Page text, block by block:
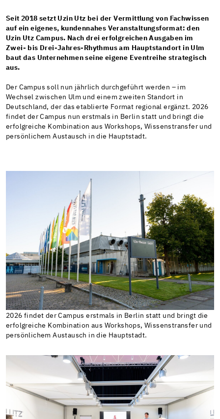
Seit 2018 setzt Uzin Utz bei der Vermittlung von Fachwissen
auf ein eigenes, kundennahes Veranstaltungsformat: den
Uzin Utz Campus. Nach drei erfolgreichen Ausgaben im
Zwei- bis Drei-Jahres-Rhythmus am Hauptstandort in Ulm
baut das Unternehmen seine eigene Eventreihe strategisch
aus.
Der Campus soll nun jährlich durchgeführt werden – im
Wechsel zwischen Ulm und einem zweiten Standort in
Deutschland, der das etablierte Format regional ergänzt. 2026
findet der Campus nun erstmals in Berlin statt und bringt die
erfolgreiche Kombination aus Workshops, Wissenstransfer und
persönlichem Austausch in die Hauptstadt.
2026 findet der Campus erstmals in Berlin statt und bringt die
erfolgreiche Kombination aus Workshops, Wissenstransfer und
persönlichem Austausch in die Hauptstadt.